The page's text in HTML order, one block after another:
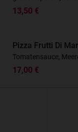
13,50 €
Pizza Frutti Di
Tomatensauce,
17,00 €